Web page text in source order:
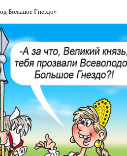
Большое Гнездо»